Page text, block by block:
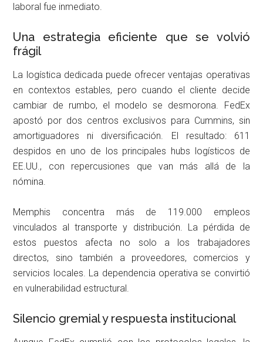
laboral fue inmediato.
Una estrategia eficiente que se volvió
frágil
La logística dedicada puede ofrecer ventajas operativas
en contextos estables, pero cuando el cliente decide
cambiar de rumbo, el modelo se desmorona. FedEx
apostó por dos centros exclusivos para Cummins, sin
amortiguadores ni diversificación. El resultado: 611
despidos en uno de los principales hubs logísticos de
EE.UU., con repercusiones que van más allá de la
nómina.
Memphis concentra más de 119.000 empleos
vinculados al transporte y distribución. La pérdida de
estos puestos afecta no solo a los trabajadores
directos, sino también a proveedores, comercios y
servicios locales. La dependencia operativa se convirtió
en vulnerabilidad estructural.
Silencio gremial y respuesta institucional